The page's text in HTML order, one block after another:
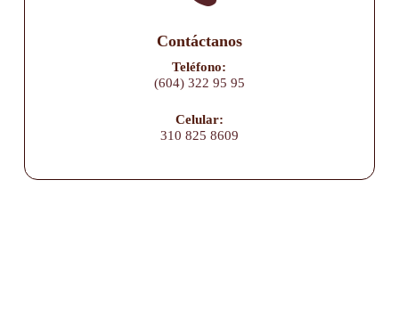
Contáctanos
Teléfono:
(604) 322 95 95
Celular:
310 825 8609